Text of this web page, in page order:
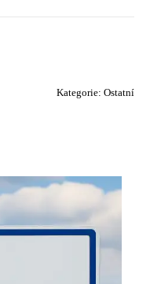
Kategorie: Ostatní